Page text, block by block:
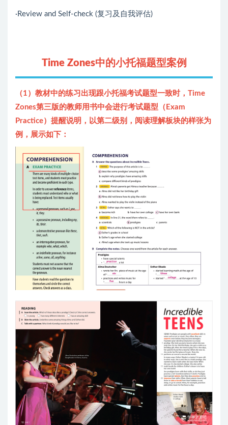
·Review and Self-check (复习及自我评估)
Time Zones中的小托福题型案例
（1）教材中的练习出现跟小托福考试题型一致时，Time
Zones第三版的教师用书中会进行考试题型（Exam
Practice）提醒说明，以第二级别，阅读理解板块的样张为
例，展示如下：